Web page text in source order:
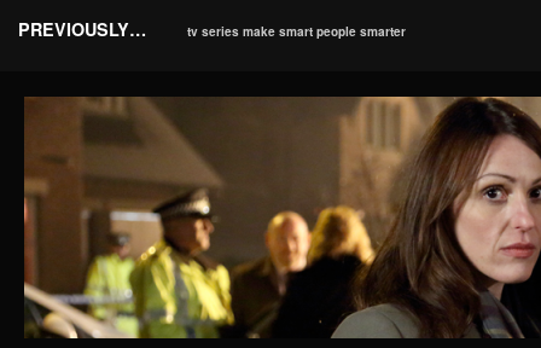
PREVIOUSLY… tv series make smart people smarter